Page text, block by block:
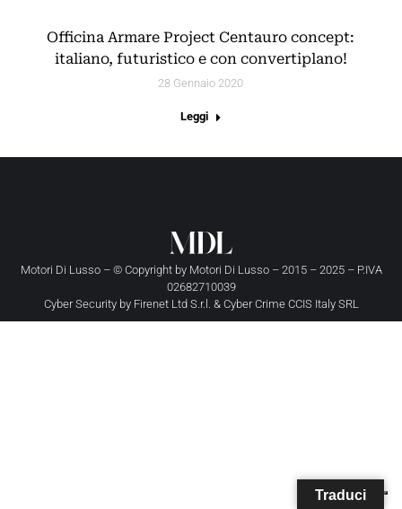
Officina Armare Project Centauro concept:
italiano, futuristico e con convertiplano!
28 Gennaio 2020
Leggi
Motori Di Lusso – © Copyright by Motori Di Lusso– 2015 – 2025 – P.IVA
02682710039
Cyber Security by Firenet Ltd S.r.l. & Cyber Crime CCIS Italy SRL
Traduci